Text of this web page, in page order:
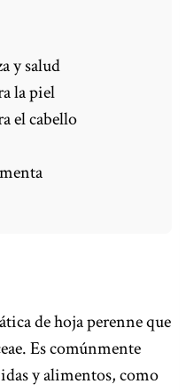
y salud
la piel
el cabello
de hoja perenne que
Es comúnmente
y alimentos, como